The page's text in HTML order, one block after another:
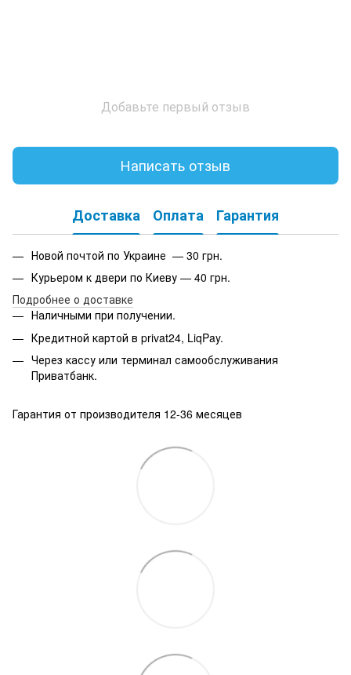
Добавьте первый отзыв
Написать отзыв
Доставка Оплата Гарантия
Новой почтой по Украине — 30 грн.
Курьером к двери по Киеву — 40 грн.
Подробнее о доставке
Наличными при получении.
Кредитной картой в privat24, LiqPay.
Через кассу или терминал самообслуживания
Приватбанк.
Гарантия от производителя 12-36 месяцев